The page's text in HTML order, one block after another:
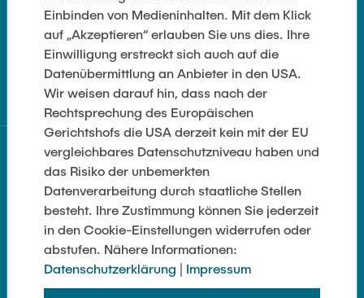
Werden Sie Mitglied!
Spenden
Unsere Zukunft fördern!
Datenschutz
Barrierefreiheit
Cookie-Einstellungen
Einbinden von Medieninhalten. Mit dem Klick
auf „Akzeptieren“ erlauben Sie uns dies. Ihre
Einwilligung erstreckt sich auch auf die
Datenübermittlung an Anbieter in den USA.
Wir weisen darauf hin, dass nach der
Rechtsprechung des Europäischen
Gerichtshofs die USA derzeit kein mit der EU
vergleichbares Datenschutzniveau haben und
das Risiko der unbemerkten
Datenverarbeitung durch staatliche Stellen
besteht. Ihre Zustimmung können Sie jederzeit
in den Cookie-Einstellungen widerrufen oder
abstufen. Nähere Informationen:
Datenschutzerklärung | Impressum